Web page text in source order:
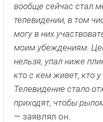
вообще сейчас стал
телевидении, в том
могу в них
моим убеждениям.
нельзя, упал ниже
кто с кем живет, кто у
Телевидение стало
приходят, чтобы
— заявлял он.